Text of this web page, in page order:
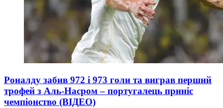
Роналду забив 972 і 973 голи та виграв перший
трофей з Аль-Насром – португалець приніс
чемпіонство (ВІДЕО)